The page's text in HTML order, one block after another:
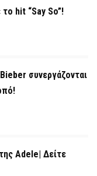
hit “Say So”!
συνεργάζονται
Adele| Δείτε